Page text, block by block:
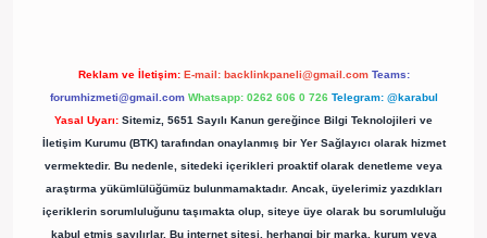
Reklam ve İletişim: E-mail: backlinkpaneli@gmail.com Teams:
forumhizmeti@gmail.com Whatsapp: 0262 606 0 726 Telegram: @karabul
Yasal Uyarı: Sitemiz, 5651 Sayılı Kanun gereğince Bilgi Teknolojileri ve
İletişim Kurumu (BTK) tarafından onaylanmış bir Yer Sağlayıcı olarak hizmet
vermektedir. Bu nedenle, sitedeki içerikleri proaktif olarak denetleme veya
araştırma yükümlülüğümüz bulunmamaktadır. Ancak, üyelerimiz yazdıkları
içeriklerin sorumluluğunu taşımakta olup, siteye üye olarak bu sorumluluğu
kabul etmiş sayılırlar. Bu internet sitesi, herhangi bir marka, kurum veya